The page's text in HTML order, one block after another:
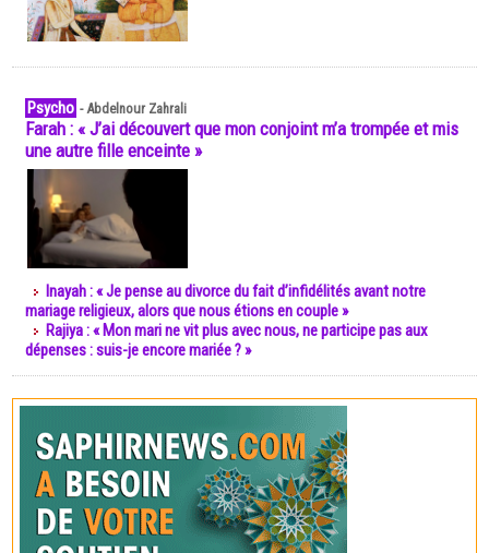
Psycho -Abdelnour Zahrali
Farah : « J’ai découvert que mon conjoint m’a trompée et mis
une autre fille enceinte »
Inayah : « Je pense au divorce du fait d’infidélités avant notre
mariage religieux, alors que nous étions en couple »
Rajiya : « Mon mari ne vit plus avec nous, ne participe pas aux
dépenses : suis-je encore mariée ? »